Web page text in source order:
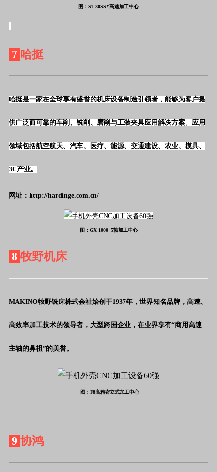
图：ST-30SSY高速加工中心
7 哈挺
哈挺是一家在全球享有盛誉的机床设备制造引领者，能够为客户提
供广泛而可靠的车削、铣削、磨削与工装夹具应用解决方案。应用
领域包括航空航天、汽车、医疗、能源、交通建设、农业、模具、
3C产业。
网址：http://hardinge.com.cn/
图：GX 1000 5轴加工中心
8 牧野机床
MAKINO牧野铣床株式会社始创于1937年，世界知名品牌，高速、
高效率加工技术的领导者，大型跨国企业，在业界享有“商用高速
主轴的鼻祖”的美誉。
图：F8高精密立式加工中心
9 协鸿